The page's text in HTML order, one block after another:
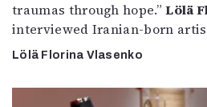
traumas through hope.”Lölä
interviewed Iranian-born
Lölä Florina Vlasenko